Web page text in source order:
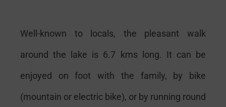
Well-known to locals, the pleasant walk
around the lake is 6.7 kms long. It can be
enjoyed on foot with the family, by bike
(mountain or electric bike), or by running round